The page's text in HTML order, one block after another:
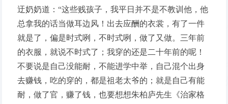
迂奶奶道：“这些贱孩子，我平日并不是不教训他，他
总拿我的话当做耳边风！出去应酬的衣裳，有了一件
就是了，偏是时式咧，不时式咧，做了又做。三年前
的衣服，就说不时式了；我穿的还是二十年前的呢！
不要说是自己没能耐，不能进学中举，自己混个出身
去赚钱，吃的穿的，都是祖老太爷的；就是自己有能
耐，做了官，赚了钱，也要想想朱柏庐先生《治家格